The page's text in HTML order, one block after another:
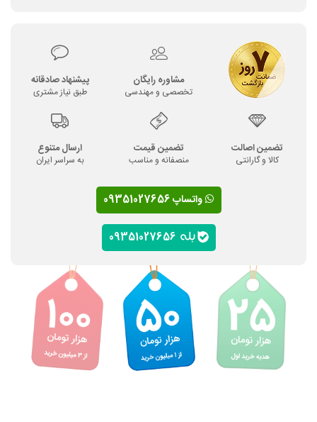
مشاوره رایگان
تخصصی و مهندسی
پیشنهاد صادقانه
طبق نیاز مشتری
تضمین اصالت
کالا و گارانتی
تضمین قیمت
منصفانه و مناسب
ارسال متنوع
به سراسر ایران
واتساپ 09351027656